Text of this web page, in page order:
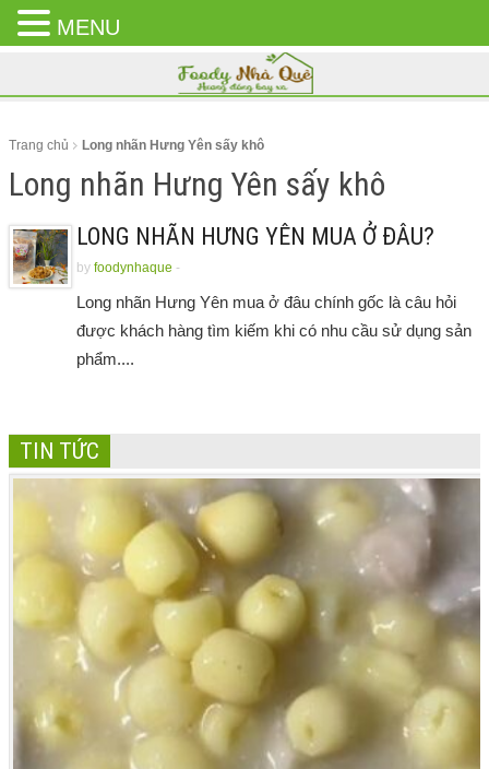
CLOSE
MENU
Trang chủ Long nhãn Hưng Yên sấy khô
Long nhãn Hưng Yên sấy khô
LONG NHÃN HƯNG YÊN MUA Ở ĐÂU?
by foodynhaque -
Long nhãn Hưng Yên mua ở đâu chính gốc là câu hỏi
được khách hàng tìm kiếm khi có nhu cầu sử dụng sản
phẩm....
TIN TỨC
MENU